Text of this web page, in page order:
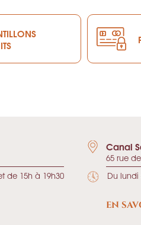
de 15h à 19h30
Canal
65 rue
Du lundi
EN